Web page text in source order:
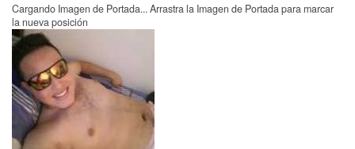
Cargando Imagen de Portada... Arrastra la Imagen de Portada para marcar
la nueva posición